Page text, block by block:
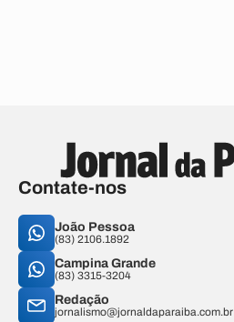
Contate-nos
João Pessoa
(83) 2106.1892
Campina Grande
(83) 3315-3204
Redação
jornalismo@jornaldaparaiba.com.br